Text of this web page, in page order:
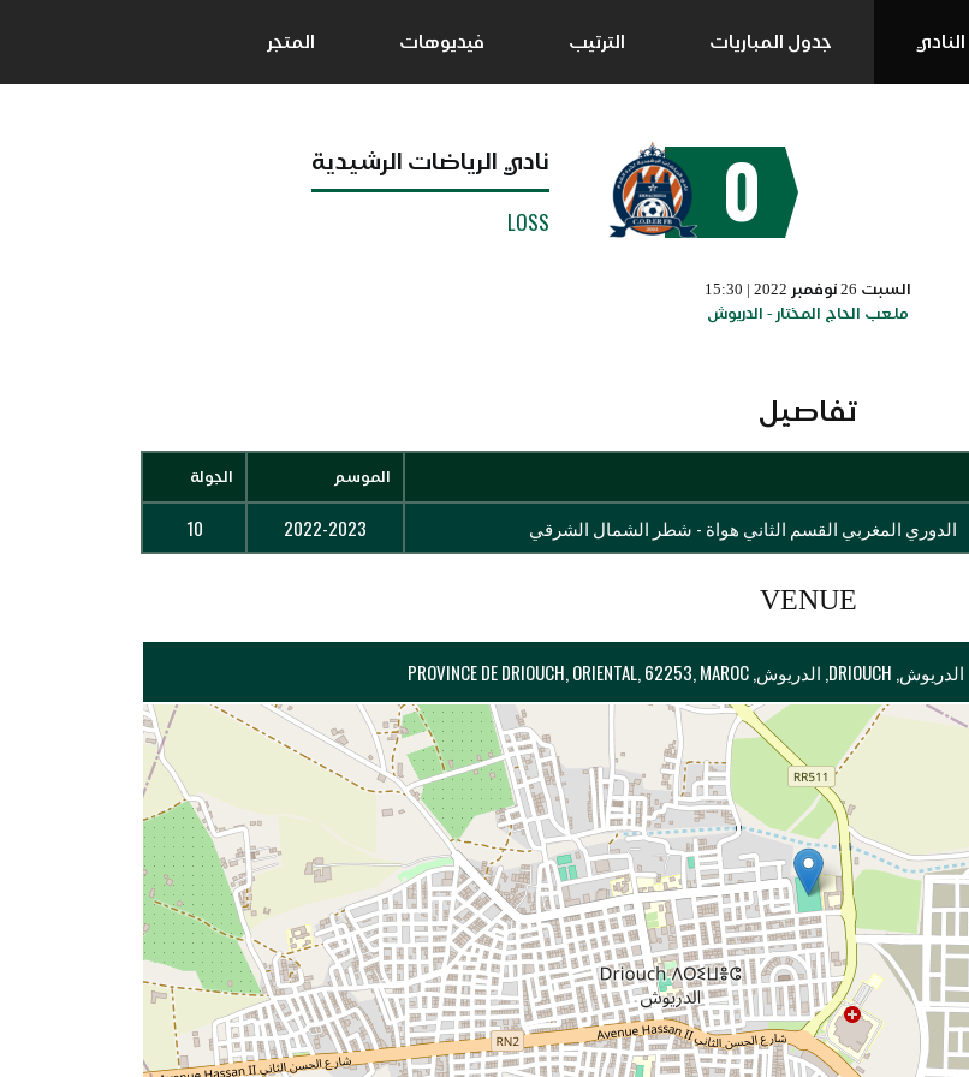
النادي جدول المباريات الترتيب فيديوهات المتجر
0 نادي الرياضات الرشيدية
LOSS
السبت 26 نوفمبر 2022 | 15:30
ملعب الحاج المختار - الدريوش
تفاصيل
الموسم الجولة
الدوري المغربي القسم الثاني هواة - شطر الشمال الشرقي 2022-2023
10
VENUE